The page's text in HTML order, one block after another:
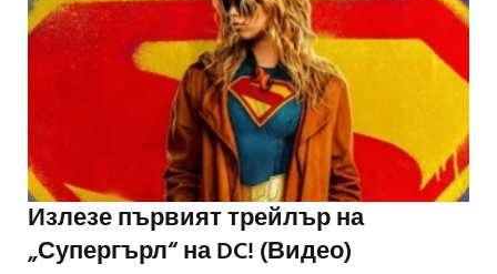
Излезе първият трейлър на
„Супергърл“ на DC! (Видео)